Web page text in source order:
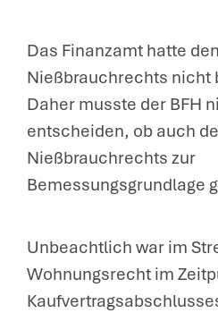
Das Finanzamt hatte
Nießbrauchrechts nicht
Daher musste der BFH
entscheiden, ob auch
Nießbrauchrechts zur
Bemessungsgrundlage
Unbeachtlich war im
Wohnungsrecht im